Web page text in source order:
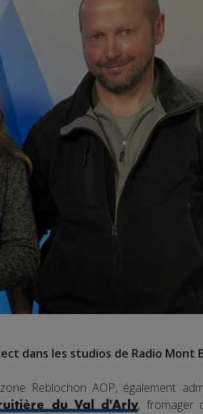
dans les studios de Radio Mont
Reblochon AOP, également
du Val d'Arly, fromager